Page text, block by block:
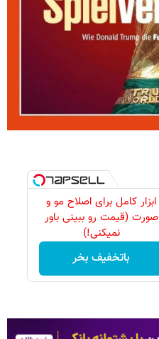
ابزار کامل برای اصلاح مو و
صورت (قیمت رو ببینی باور
نمیکنی!)
باتخفیف بخر